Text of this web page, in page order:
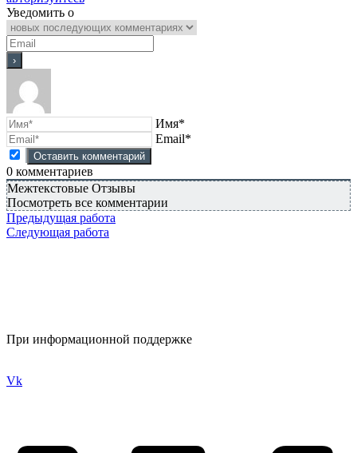
Уведомить о
Имя*
Email*
0 комментариев
Межтекстовые Отзывы
Посмотреть все комментарии
Предыдущая работа
Следующая работа
При информационной поддержке
Vk